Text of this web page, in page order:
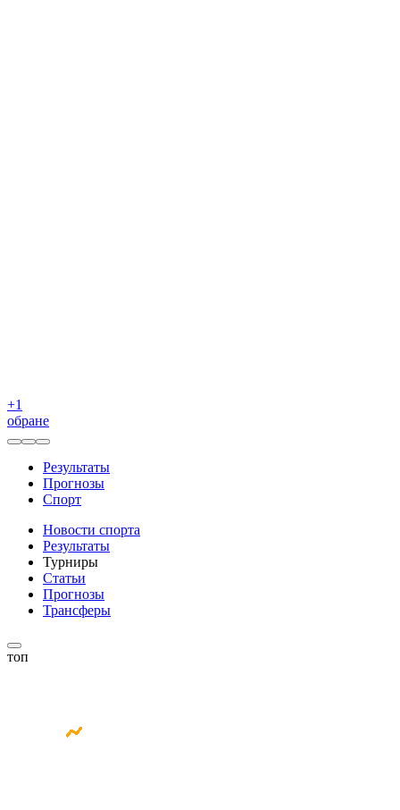
+1
обране
Результаты
Прогнозы
Спорт
Новости спорта
Результаты
Турниры
Статьи
Прогнозы
Трансферы
топ